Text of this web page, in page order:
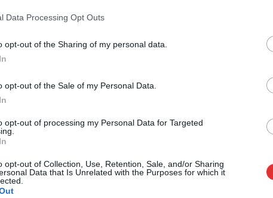
Data Processing Opt Outs
opt-out of the Sharing of my personal data.
opt-out of the Sale of my Personal Data.
opt-out of processing my Personal Data for Targeted
opt-out of Collection, Use, Retention, Sale, and/or Sharing
Data that Is Unrelated with the Purposes for which it
Kiss Lajos
is korlátozások
és az
miatt
durván a lakosság
de városunknak is
2026.08.04. szol24.hu
felújítása
legrégebbi műemléképületének, a
belvárosi Szentháromság-
rekonstrukciója. A február óta tartó
szentélyfelújítás...